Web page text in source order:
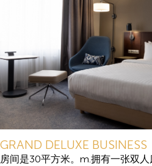
GRAND DELUXE BUSINESS
房间是30平方米。m.拥有一张双